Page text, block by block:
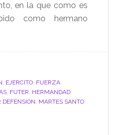
en la que como es
como hermano
, EJERCITO, FUERZA
, FUTER, HERMANDAD
DEFENSIÓN, MARTES SANTO